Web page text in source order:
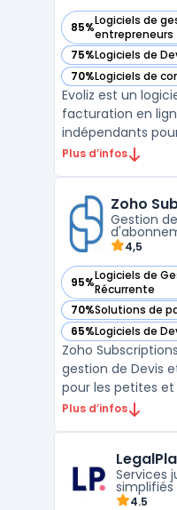
85%Logiciels de
entrepreneurs
— voir Evoliz dans
75%Logiciels de
— voir Evoliz dans
70%Logiciels de
— voir Evoliz dans
Evoliz est un
facturation en
indépendants
commerciale et
de devis, le suivi
conf ...
Plus d’infos
Zoho
Gestion
4,5
95%Logiciels de
Récurrente
— voir Zoho
70%Solutions de
— voir Zoho
65%Logiciels de
— voir Zoho
Zoho
gestion de Devis
pour les petites
Cette plateforme
suivi des
La ...
Plus d’infos
Services
simplifiés
4.5